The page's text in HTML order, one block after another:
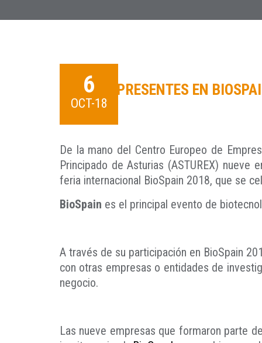
6
OCT-18
PRESENTES EN
De la mano del Centro Europeo de
Principado de Asturias (ASTUREX)
feria internacional BioSpain 2018, que se
BioSpain es el principal evento de
A través de su participación en BioSpain
con otras empresas o entidades de
negocio.
Las nueve empresas que formaron parte